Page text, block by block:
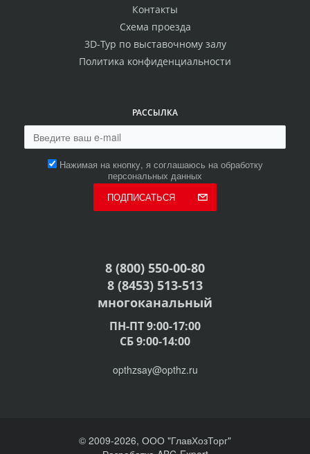
Контакты
Схема проезда
3D-Тур по выставочному залу
Политика конфиденциальности
РАССЫЛКА
Нажимая на кнопку, я соглашаюсь на обработку
персональных данных
ПОДПИСАТЬСЯ
8 (800) 550-00-80
8 (8453) 513-513
многоканальный
ПН-ПТ 9:00-17:00
СБ 9:00-14:00
opthzsay@opthz.ru
© 2009-2026, ООО "ГлавХозТорг"